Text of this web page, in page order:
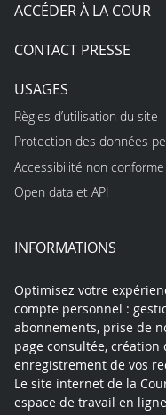
ACCÉDER À LA COUR
CONTACT PRESSE
USAGES
Règles d’utilisation du site
Protection des données
Accessibilité non conforme
Open data et API
INFORMATIONS
Optimisez votre
compte personnel :
abonnements, prise de
page consultée,
enregistrement de vos
Le site internet de la
espace de travail en